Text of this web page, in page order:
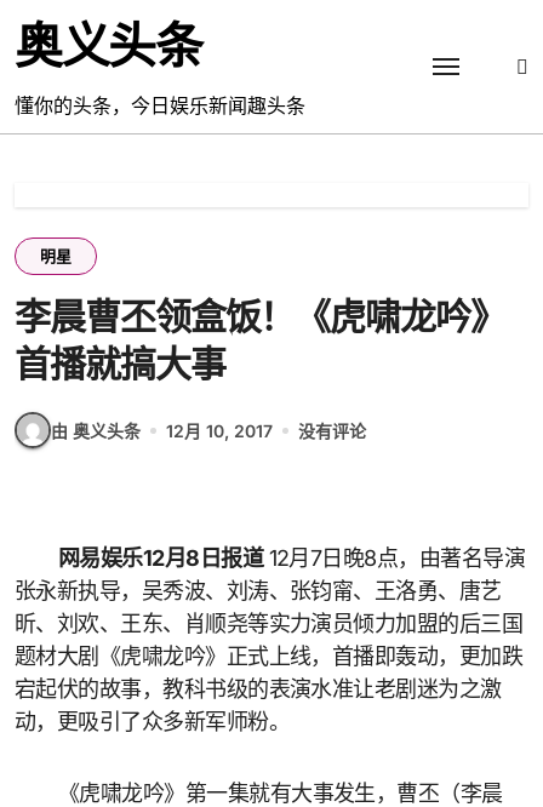
到
内
容
奥义头条
懂你的头条，今日娱乐新闻趣头条
明星
李晨曹丕领盒饭！《虎啸龙吟》
首播就搞大事
由 奥义头条 12月 10, 2017 没有评论
网易娱乐12月8日报道12月7日晚8点，由著名导演
张永新执导，吴秀波、刘涛、张钧甯、王洛勇、唐艺
昕、刘欢、王东、肖顺尧等实力演员倾力加盟的后三国
题材大剧《虎啸龙吟》正式上线，首播即轰动，更加跌
宕起伏的故事，教科书级的表演水准让老剧迷为之激
动，更吸引了众多新军师粉。
《虎啸龙吟》第一集就有大事发生，曹丕（李晨